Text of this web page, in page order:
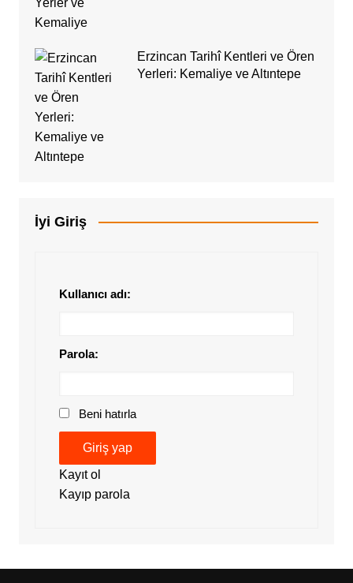
Erzincan Tarihî Kentleri ve Ören
Yerleri: Kemaliye ve Altıntepe
İyi Giriş
Kullanıcı adı:
Parola:
Beni hatırla
Giriş yap
Kayıt ol
Kayıp parola